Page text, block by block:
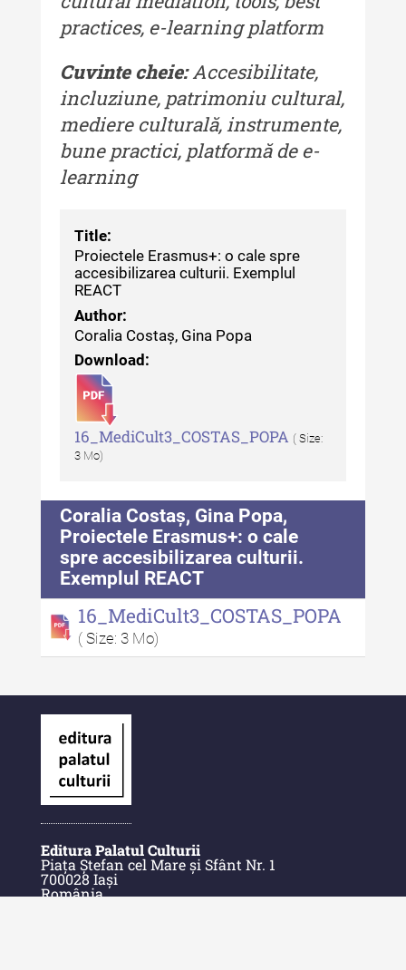
Acta Pangratia
Acta Pangratia I (2023)
Acta Pangratia II (2024)
Acta Pangratia III (2025)
Indexul Complet
Alte publicatii, cataloage, volume de
autor
Indexul Complet
Informații Utile
Despre Editură
Contact
Indexul Publicațiilor
practices, e-learning platform
Cuvinte cheie:Accesibilitate,
incluziune, patrimoniu cultural,
mediere culturală, instrumente,
bune practici, platformă de e-
learning
Title:
Proiectele Erasmus+: o cale spre
accesibilizarea culturii. Exemplul
REACT
Author:
Coralia Costaș, Gina Popa
Download:
16_MediCult3_COSTAS_POPA ( Size:
3 Mo)
Coralia Costaș, Gina Popa,
Proiectele Erasmus+: o cale
spre accesibilizarea culturii.
Exemplul REACT
16_MediCult3_COSTAS_POPA
( Size: 3 Mo)
Editura Palatul Culturii
Piața Ștefan cel Mare și Sfânt Nr. 1
700028 Iași
România